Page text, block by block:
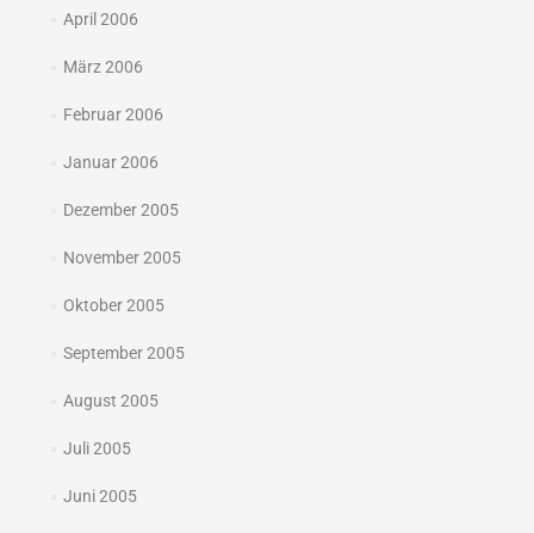
April 2006
März 2006
Februar 2006
Januar 2006
Dezember 2005
November 2005
Oktober 2005
September 2005
August 2005
Juli 2005
Juni 2005